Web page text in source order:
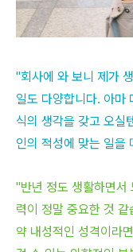
"회사에 와 보니 제가
일도 다양합니다. 아마
식의 생각을 갖고 오실
인의 적성에 맞는 일을
"반년 정도 생활하면서
력이 정말 중요한 것
약 내성적인 성격이라